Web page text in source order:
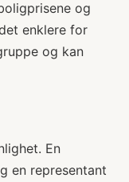
og
enklere for
og kan
En
en representant